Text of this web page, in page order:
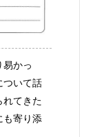
易かっ
ついて話
れてきた
も寄り添